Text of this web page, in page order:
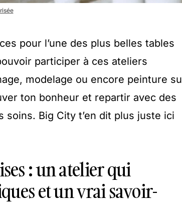
pour l’une des plus belles tables
participer à ces ateliers
modelage ou encore peinture
ton bonheur et repartir avec des
Big City t’en dit plus juste ici
: un atelier qui
et un vrai savoir-